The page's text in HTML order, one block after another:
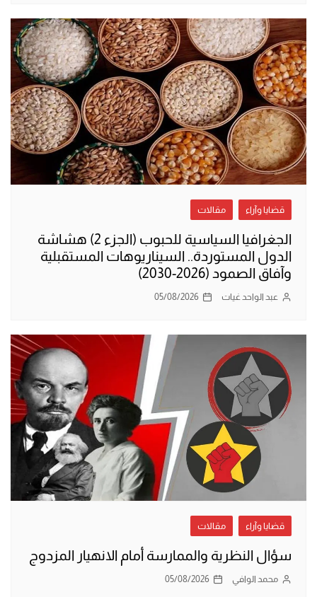
قضايا وآراء مقالات
الجغرافيا السياسية للحبوب (الجزء 2) هشاشة
الدول المستوردة.. السيناريوهات المستقبلية
وآفاق الصمود (2026-2030)
عبد الواحد غيات 05/08/2026
قضايا وآراء مقالات
سؤال النظرية والممارسة أمام الانهيار المزدوج
محمد الوافي 05/08/2026